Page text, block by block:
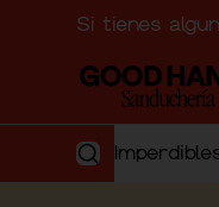
Si tienes